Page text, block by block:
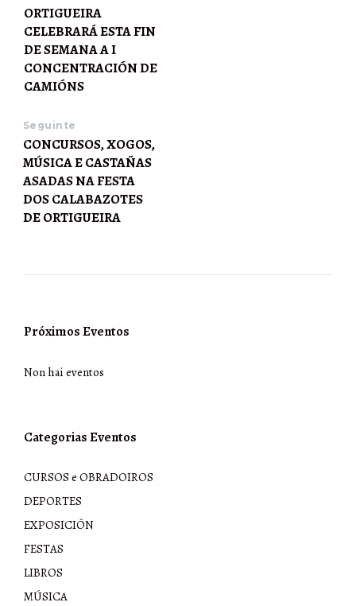
ORTIGUEIRA
CELEBRARÁ ESTA FIN
DE SEMANA A I
CONCENTRACIÓN DE
CAMIÓNS
Seguinte
CONCURSOS, XOGOS,
MÚSICA E CASTAÑAS
ASADAS NA FESTA
DOS CALABAZOTES
DE ORTIGUEIRA
Próximos Eventos
Non hai eventos
Categorias Eventos
CURSOS e OBRADOIROS
DEPORTES
EXPOSICIÓN
FESTAS
LIBROS
MÚSICA